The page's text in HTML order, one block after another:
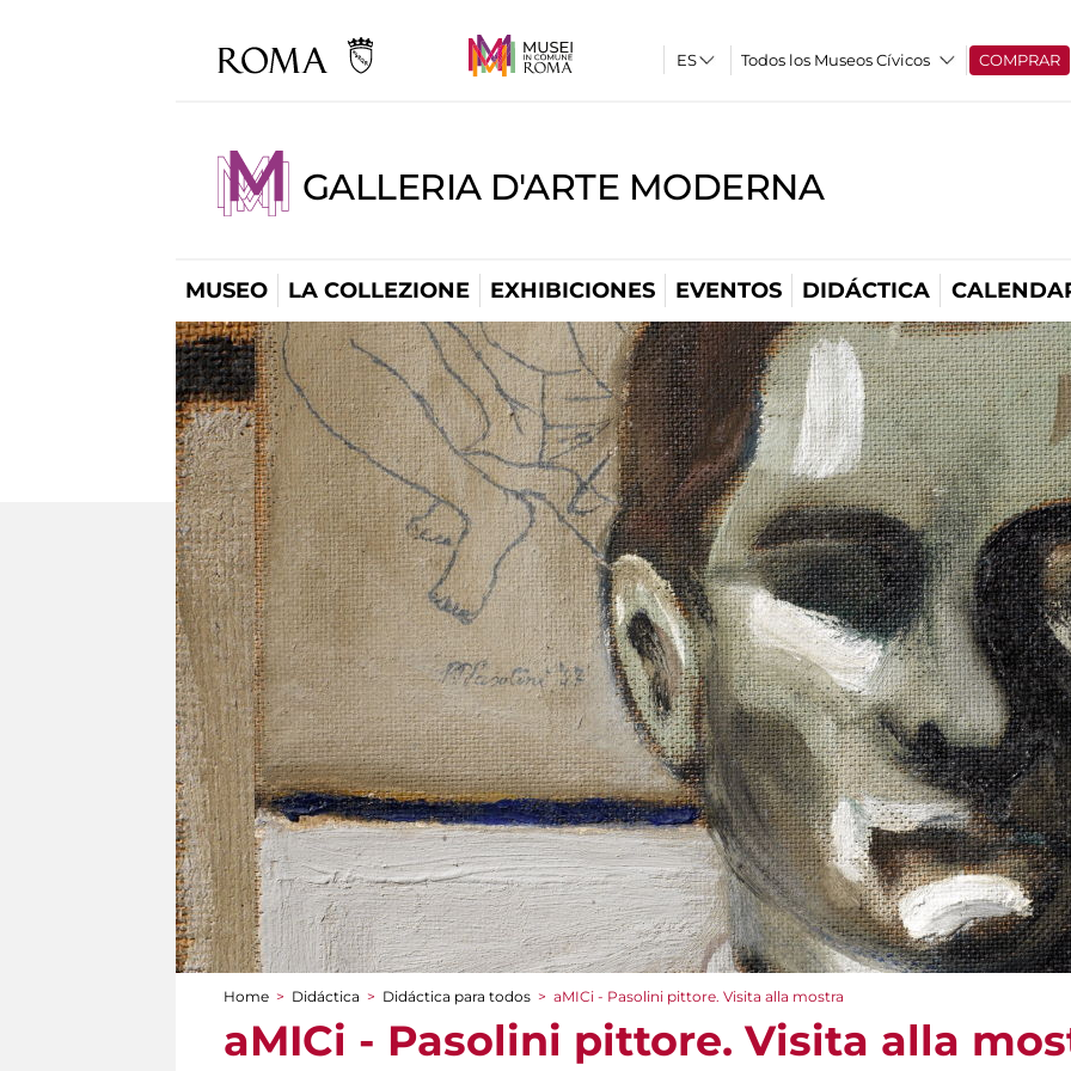
Todos los Museos Cívicos COMPRAR
GALLERIA D'ARTE MODERNA
MUSEO LA COLLEZIONE EXHIBICIONES EVENTOS DIDÁCTICA
You are here
Home > Didáctica > Didáctica para todos > aMICi - Pasolini pittore. Visita alla mostra
aMICi - Pasolini pittore. Visita alla